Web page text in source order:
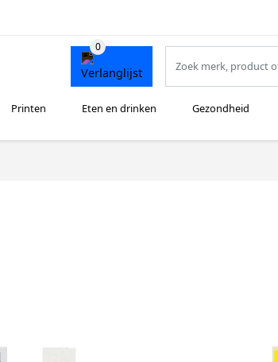
Printen Eten en drinken Gezondheid